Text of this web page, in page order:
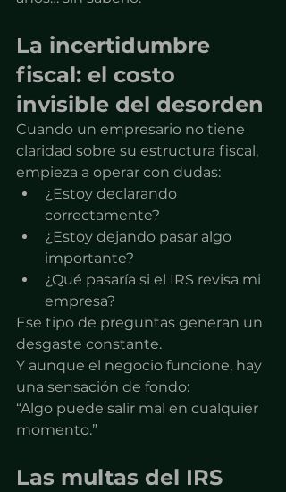
La incertidumbre
fiscal: el costo
invisible del desorden
Cuando un empresario no tiene
claridad sobre su estructura fiscal,
empieza a operar con dudas:
¿Estoy declarando
correctamente?
¿Estoy dejando pasar algo
importante?
¿Qué pasaría si el IRS revisa mi
empresa?
Ese tipo de preguntas generan un
desgaste constante.
Y aunque el negocio funcione, hay
una sensación de fondo:
“Algo puede salir mal en cualquier
momento.”
Las multas del IRS